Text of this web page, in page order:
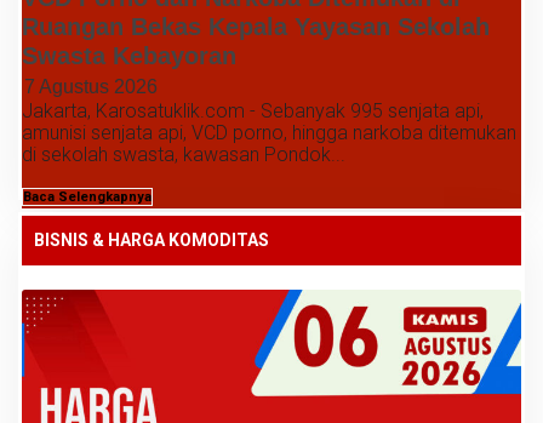
Ruangan Bekas Kepala Yayasan Sekolah
Swasta Kebayoran
7 Agustus 2026
Jakarta, Karosatuklik.com - Sebanyak 995 senjata api,
amunisi senjata api, VCD porno, hingga narkoba ditemukan
di sekolah swasta, kawasan Pondok...
Baca Selengkapnya
BISNIS & HARGA KOMODITAS